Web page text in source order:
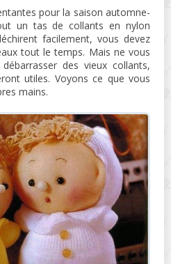
pour la saison automne-
un tas de collants en nylon
facilement, vous devez
tout le temps. Mais ne vous
des vieux collants,
utiles. Voyons ce que vous
mains.